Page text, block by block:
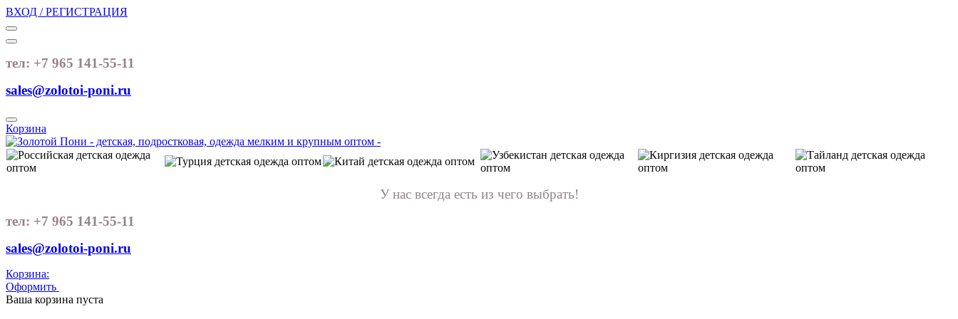
ВХОД / РЕГИСТРАЦИЯ
тел: +7 965 141-55-11
sales@zolotoi-poni.ru
Корзина
У нас всегда есть из чего выбрать!
тел: +7 965 141-55-11
sales@zolotoi-poni.ru
Корзина:
Оформить
Ваша корзина пуста